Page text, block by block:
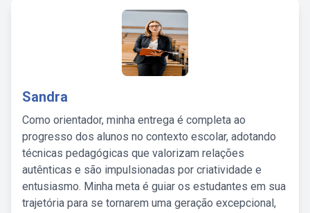
Sandra
Como orientador, minha entrega é completa ao
progresso dos alunos no contexto escolar, adotando
técnicas pedagógicas que valorizam relações
autênticas e são impulsionadas por criatividade e
entusiasmo. Minha meta é guiar os estudantes em sua
trajetória para se tornarem uma geração excepcional,